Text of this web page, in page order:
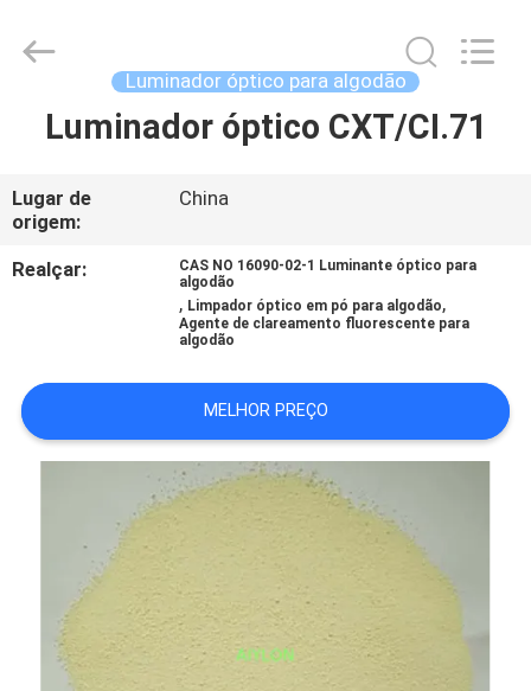
PARA
PRODUTOS
SOBRE
NÓS
FÁBRICA
CONTROLE
COMPANY
LIMITED.
Luminador óptico para algodão
Luminador óptico CXT/CI.71
Lugar de
origem:
China
Realçar:
CAS NO 16090-02-1 Luminante óptico para
algodão
, Limpador óptico em pó para algodão,
Agente de clareamento fluorescente para
algodão
MELHOR PREÇO